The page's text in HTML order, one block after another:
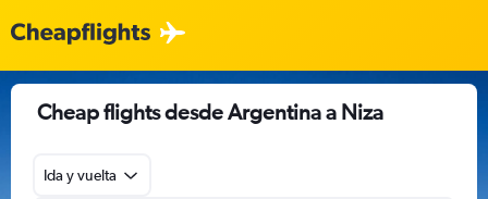
Cheap flights desde Argentina a Niza
Ida y vuelta